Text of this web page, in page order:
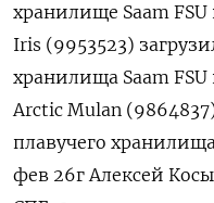
хранилище Saam
Iris (9953523)
хранилища Saam
Arctic ‌Mulan
плавучего
фев 26г Алексей